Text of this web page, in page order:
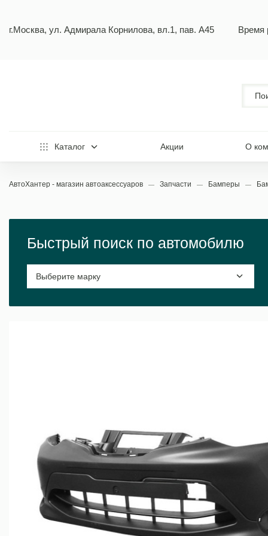
г.Москва, ул. Адмирала Корнилова, вл.1, пав. А45 Время
Каталог Акции О
АвтоХантер - магазин автоаксессуаров Запчасти Бамперы
Быстрый поиск по автомобилю